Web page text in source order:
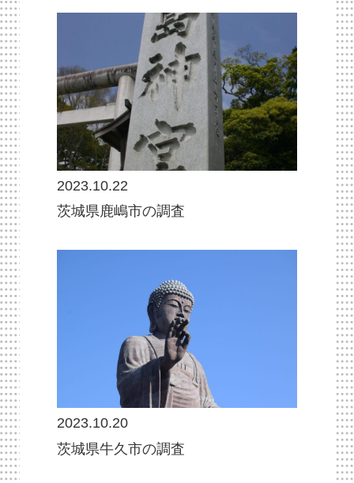
2023.10.22
茨城県鹿嶋市の調査
2023.10.20
茨城県牛久市の調査